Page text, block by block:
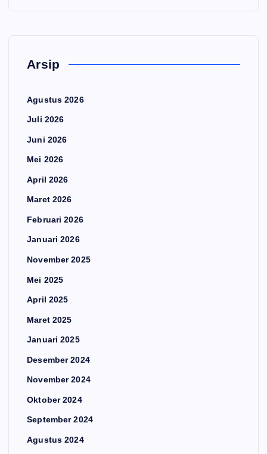
Arsip
Agustus 2026
Juli 2026
Juni 2026
Mei 2026
April 2026
Maret 2026
Februari 2026
Januari 2026
November 2025
Mei 2025
April 2025
Maret 2025
Januari 2025
Desember 2024
November 2024
Oktober 2024
September 2024
Agustus 2024